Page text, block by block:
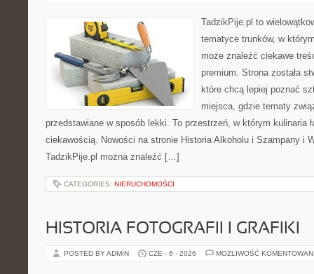
TadzikPije.pl to
tematyce trunków, w
może znaleźć ciekawe
premium. Strona została
które chcą lepiej poznać
miejsca, gdzie tematy
przedstawiane w sposób lekki. To przestrzeń, w którym kulinaria
ciekawością. Nowości na stronie Historia Alkoholu i Szampany i
TadzikPije.pl można znaleźć […]
CATEGORIES: NIERUCHOMOŚCI
HISTORIA FOTOGRAFII I GRAFIKI
POSTED BY ADMIN CZE - 6 - 2026 MOŻLIWOŚĆ